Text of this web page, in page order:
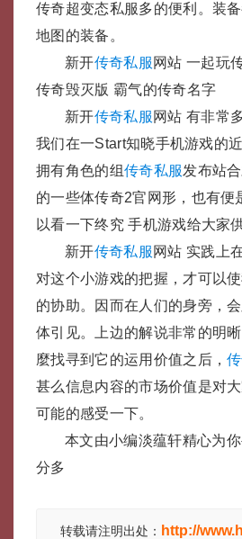
传奇超变态私服多的便利。装
地图的装备。
新开传奇私服 网站 一起玩
传奇毁灭版 霸气的传奇名字
新开传奇私服 网站 有非常
我们在一Start知晓手机游戏的
拥有角色的组传奇私服发布站
的一些体传奇2官网形，也有
以看一下终究 手机游戏给大家
新开传奇私服 网站 实践上
对这个小游戏的把握，才可以
的协助。因而在人们的身旁，
体引见。上边的解说非常的明
麼找寻到它的运用价值之后，
甚么信息内容的市场价值是对
可能的感受一下。
本文由小编淡蕴轩精心为
分多
转载请注明出处： http://